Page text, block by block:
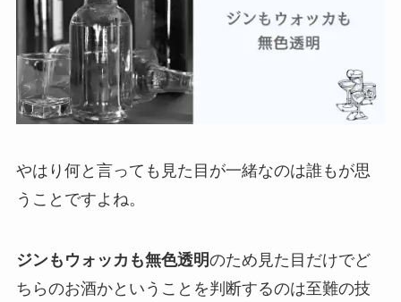
やはり何と言っても見た目が一緒なのは誰もが思
うことですよね。
ジンもウォッカも無色透明のため見た目だけでど
ちらのお酒かということを判断するのは至難の技